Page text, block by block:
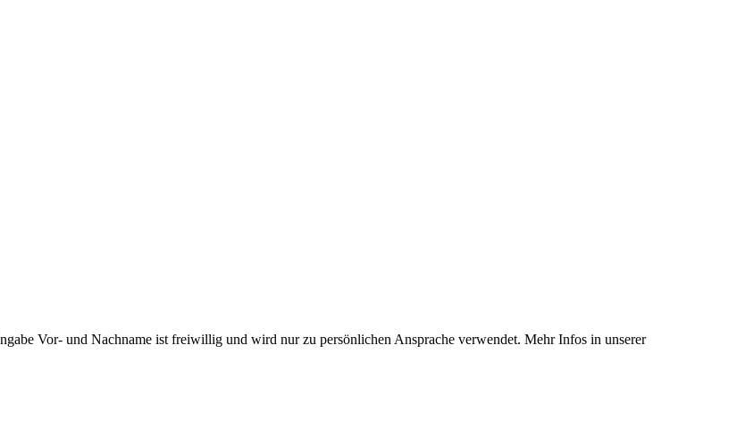
Vor- und Nachname ist freiwillig und wird nur zu persönlichen Ansprache verwendet. Mehr Infos in unserer